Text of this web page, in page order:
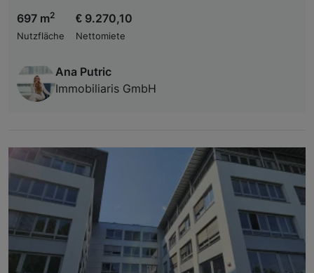
697 m2
Nutzfläche
€ 9.270,10
Nettomiete
Ana Putric
Immobiliaris GmbH